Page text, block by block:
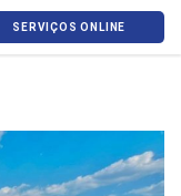
SERVIÇOS ONLINE